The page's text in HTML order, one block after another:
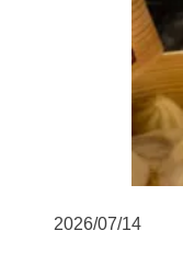
2026/07/14